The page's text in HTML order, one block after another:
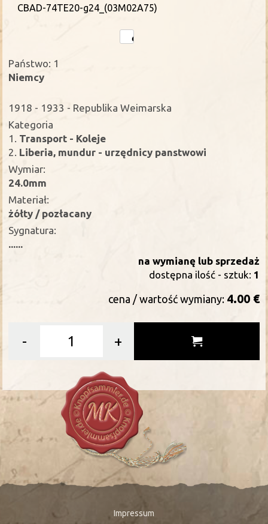
CBAD-74TE20-g24_(03M02A75)
Państwo: 1
Niemcy
1918 - 1933 - Republika Weimarska
Kategoria
1. Transport - Koleje
2. Liberia, mundur - urzędnicy panstwowi
Wymiar:
24.0mm
Materiał:
żółty / pozłacany
Sygnatura:
......
na wymianę lub sprzedaż
dostępna ilość - sztuk: 1
cena / wartość wymiany: 4.00 €
- +
Impressum